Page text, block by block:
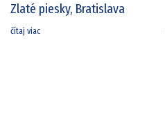
Zlaté piesky, Bratislava
čítaj viac